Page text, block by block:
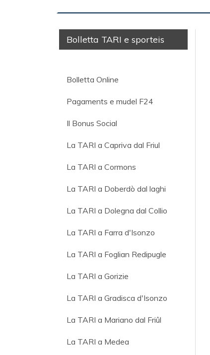
Bolletta TARI e sporteis
Bolletta Online
Pagaments e mudel F24
Il Bonus Social
La TARI a Capriva dal Friul
La TARI a Cormons
La TARI a Doberdò dal laghi
La TARI a Dolegna dal Collio
La TARI a Farra d'Isonzo
La TARI a Foglian Redipugle
La TARI a Gorizie
La TARI a Gradisca d'Isonzo
La TARI a Mariano dal Friûl
La TARI a Medea